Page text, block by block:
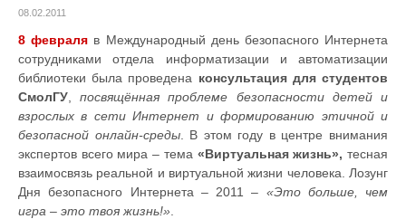
08.02.2011
8 февраля в Международный день безопасного Интернета
сотрудниками отдела информатизации и автоматизации
библиотеки была проведена консультация для студентов
СмолГУ ,посвящённая проблеме безопасности детей и
взрослых в сети Интернет и формированию этичной и
безопасной онлайн-среды. В этом году в центре внимания
экспертов всего мира – тема «Виртуальная жизнь», тесная
взаимосвязь реальной и виртуальной жизни человека. Лозунг
Дня безопасного Интернета – 2011 – «Это больше, чем
игра – это твоя жизнь!»